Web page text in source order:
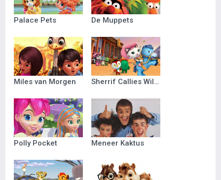
Palace Pets De Muppets
Miles van Morgen Sherrif Callies Wilde Westen
Polly Pocket Meneer Kaktus